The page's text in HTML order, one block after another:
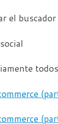
buscador